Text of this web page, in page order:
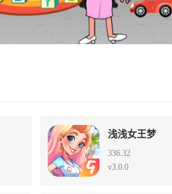
浅浅女王梦
336.32
v3.0.0